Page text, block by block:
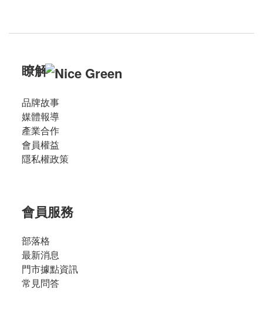
瞭解
品牌故事
媒體報導
產業合作
會員權益
隱私權政策
會員服務
部落格
最新消息
門市據點資訊
常見問答